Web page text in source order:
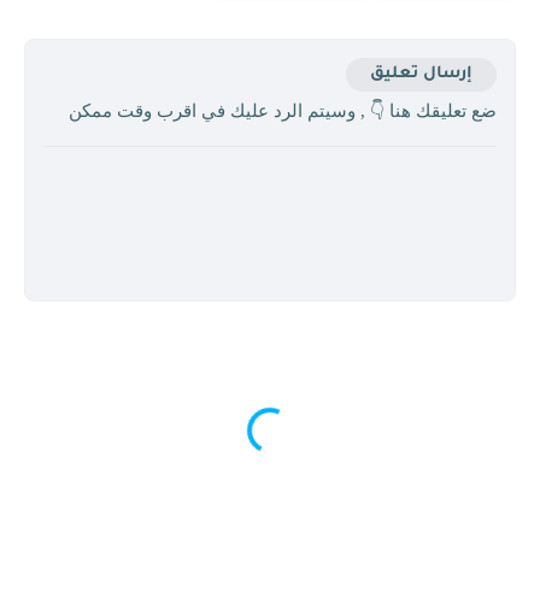
إرسال تعليق
ضع تعليقك هنا 👇 , وسيتم الرد عليك في اقرب وقت ممكن